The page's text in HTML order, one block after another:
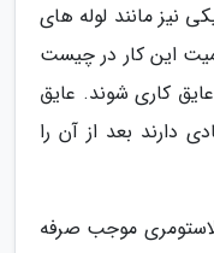
نیز مانند لوله های
این کار در چیست
کاری شوند. عایق
دارند بعد از آن را
موجب صرفه